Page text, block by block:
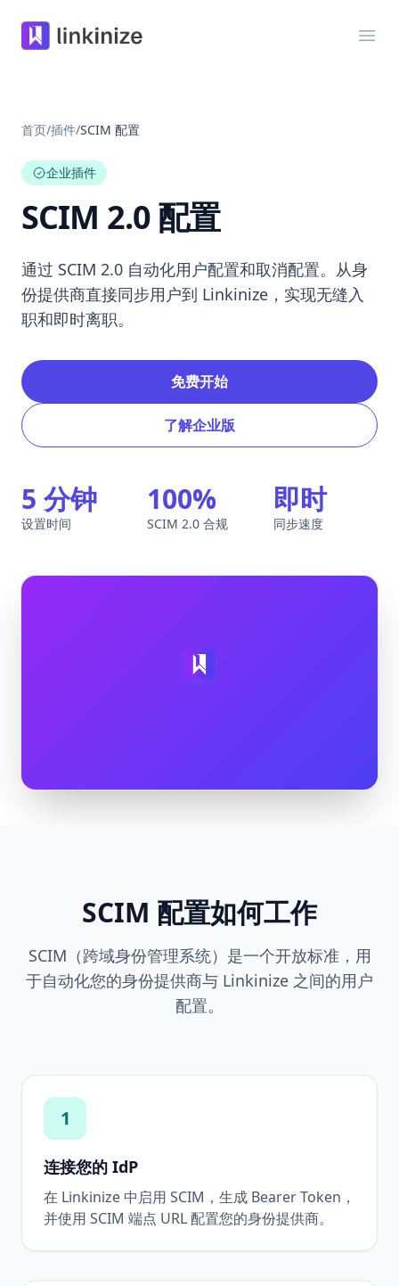
Linkinize
打开
首页/插件/SCIM 配置
企业插件
SCIM 2.0 配置
通过 SCIM 2.0 自动化用户配置和取消配置。从身
份提供商直接同步用户到 Linkinize，实现无缝入
职和即时离职。
免费开始
了解企业版
5 分钟
设置时间
100%
SCIM 2.0 合规
即时
同步速度
SCIM 配置如何工作
SCIM（跨域身份管理系统）是一个开放标准，用
于自动化您的身份提供商与 Linkinize 之间的用户
配置。
1
连接您的 IdP
在 Linkinize 中启用 SCIM，生成 Bearer Token，
并使用 SCIM 端点 URL 配置您的身份提供商。